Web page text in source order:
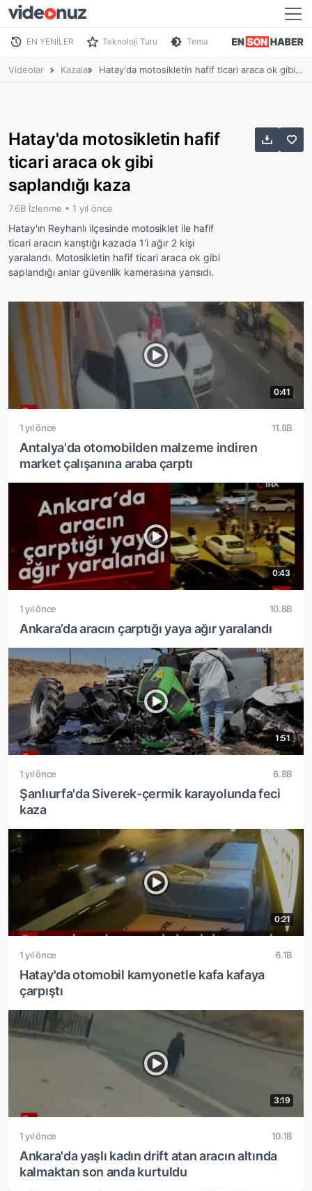
EN YENİLER Teknoloji Turu Tema
Videolar Kazalar Hatay'da motosikletin hafif ticari araca ok gibi saplandığı kaza
Hatay'da motosikletin hafif
ticari araca ok gibi
saplandığı kaza
7.6B İzlenme • 1 yıl önce
Hatay'ın Reyhanlı ilçesinde motosiklet ile hafif
ticari aracın karıştığı kazada 1'i ağır 2 kişi
yaralandı. Motosikletin hafif ticari araca ok gibi
saplandığı anlar güvenlik kamerasına yansıdı.
0:41
1 yıl önce 11.8B
Antalya'da otomobilden malzeme indiren
market çalışanına araba çarptı
0:43
1 yıl önce 10.8B
Ankara’da aracın çarptığı yaya ağır yaralandı
1:51
1 yıl önce 6.8B
Şanlıurfa'da Siverek-çermik karayolunda feci
kaza
0:21
1 yıl önce 6.1B
Hatay'da otomobil kamyonetle kafa kafaya
çarpıştı
3:19
1 yıl önce 10.1B
Ankara'da yaşlı kadın drift atan aracın altında
kalmaktan son anda kurtuldu